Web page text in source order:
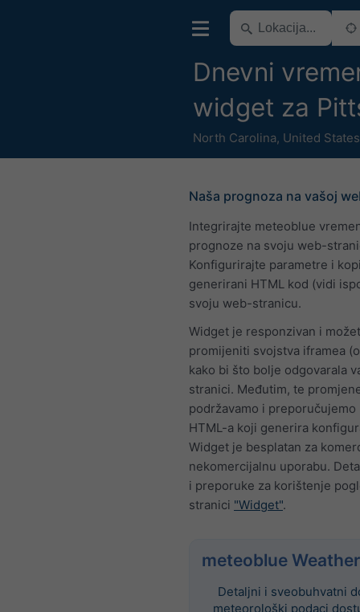
Dnevni
widget za
North Carolina, United States
Naša prognoza na vašoj
Integrirajte meteoblue
prognoze na svoju web-
Konfigurirajte parametre i
generirani HTML kod (vidi
svoju web-stranicu.
Widget je responzivan i
promijeniti svojstva iframea
kako bi što bolje odgovarala
stranici. Međutim, te
podržavamo i
HTML-a koji generira
Widget je besplatan za
nekomercijalnu uporabu.
i preporuke za korištenje
stranici "Widget".
meteoblue
Detaljni i sveobuhvatni
meteorološki podaci